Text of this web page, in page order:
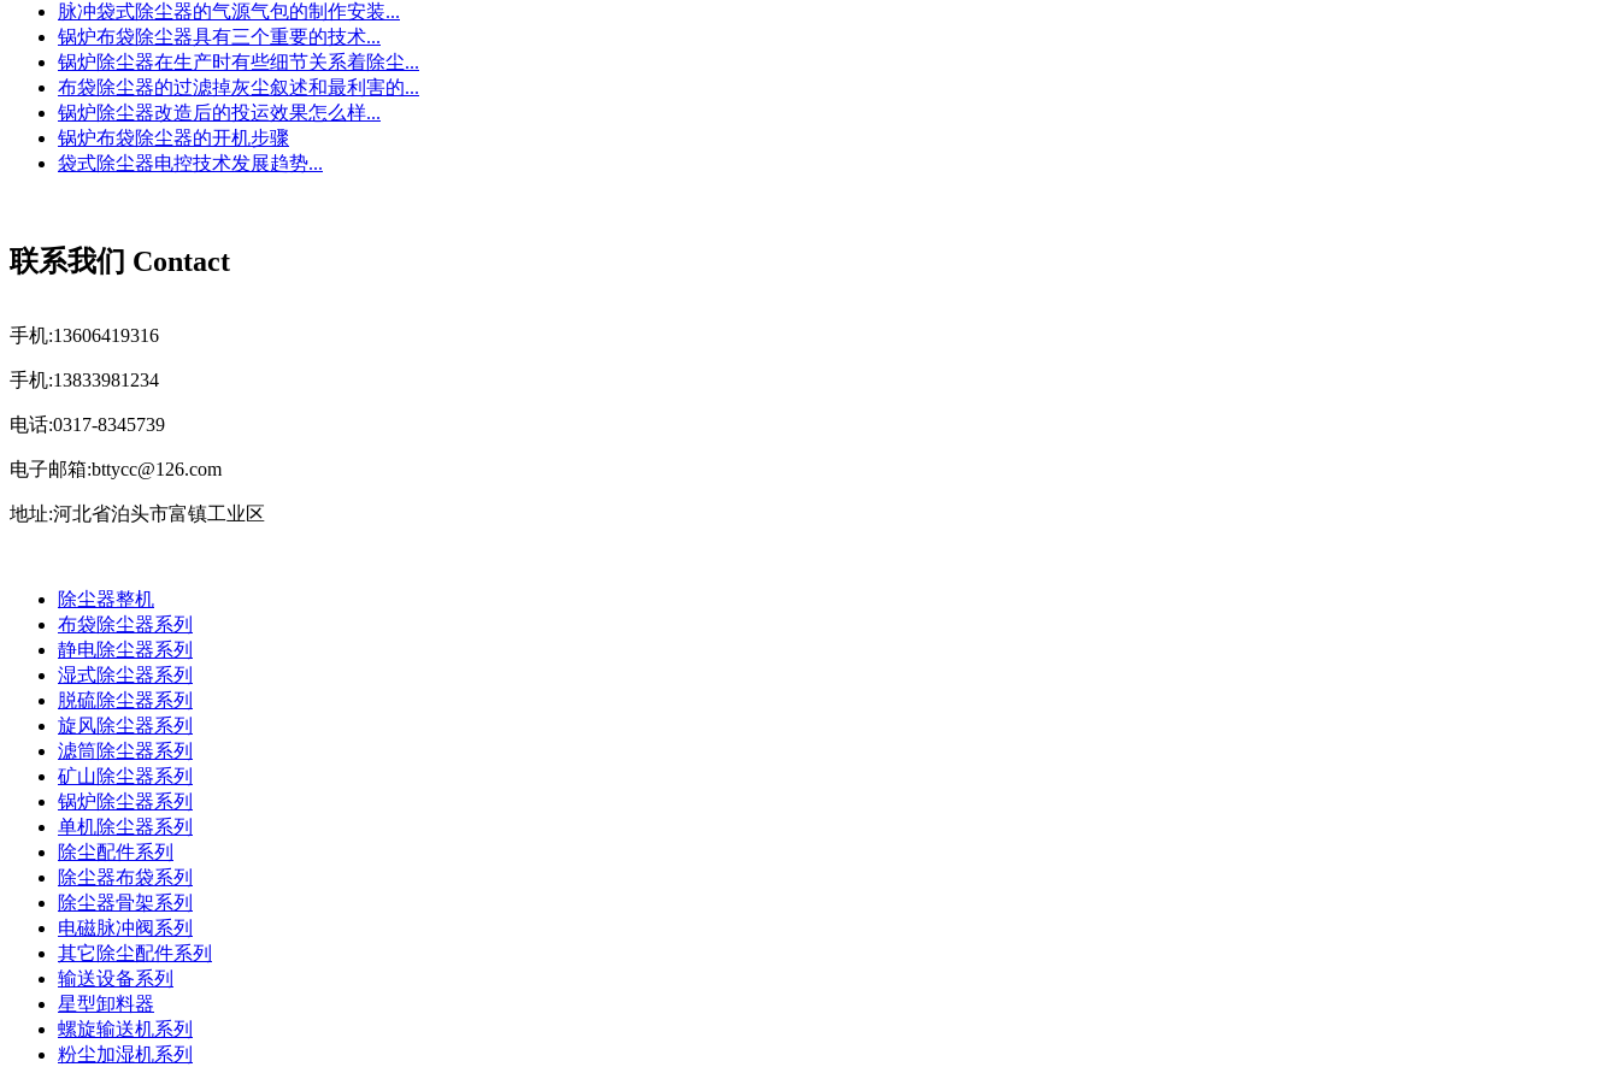
脉冲袋式除尘器的气源气包的制作安装...
锅炉布袋除尘器具有三个重要的技术...
锅炉除尘器在生产时有些细节关系着除尘...
布袋除尘器的过滤掉灰尘叙述和最利害的...
锅炉除尘器改造后的投运效果怎么样...
锅炉布袋除尘器的开机步骤
袋式除尘器电控技术发展趋势...
联系我们 Contact
手机:13606419316
手机:13833981234
电话:0317-8345739
电子邮箱:bttycc@126.com
地址:河北省泊头市富镇工业区
除尘器整机
布袋除尘器系列
静电除尘器系列
湿式除尘器系列
脱硫除尘器系列
旋风除尘器系列
滤筒除尘器系列
矿山除尘器系列
锅炉除尘器系列
单机除尘器系列
除尘配件系列
除尘器布袋系列
除尘器骨架系列
电磁脉冲阀系列
其它除尘配件系列
输送设备系列
星型卸料器
螺旋输送机系列
粉尘加湿机系列